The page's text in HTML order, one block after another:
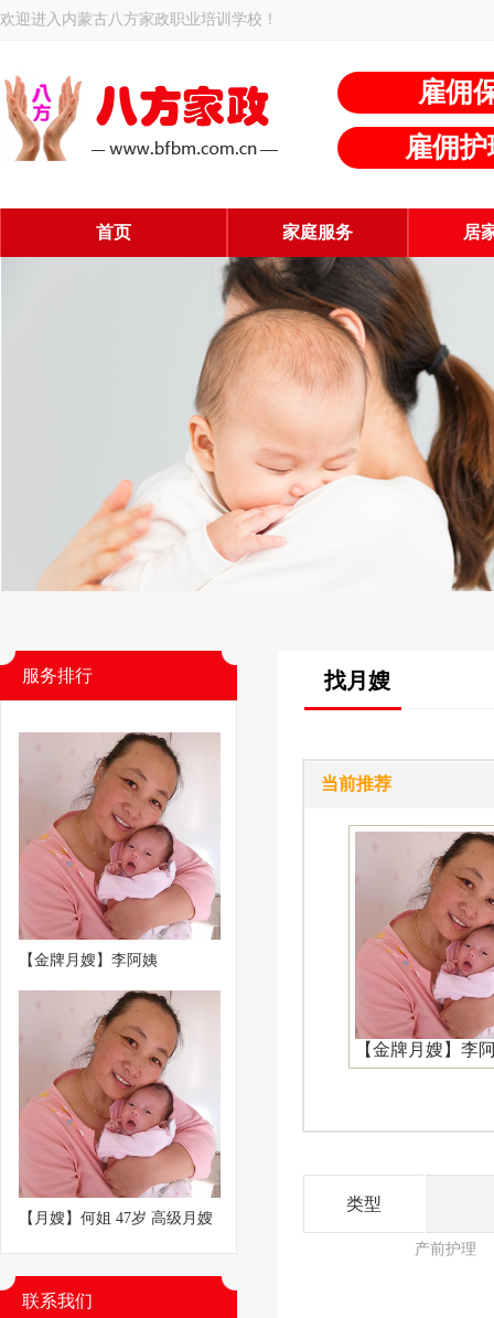
欢迎进入内蒙古八方家政职业培训学校！
雇佣
雇佣
首页 家庭服务 居
服务排行
【金牌月嫂】李阿姨
【月嫂】何姐 47岁 高级月嫂
联系我们
找月嫂
当前推荐
【金牌月嫂】李
类型
产前护理